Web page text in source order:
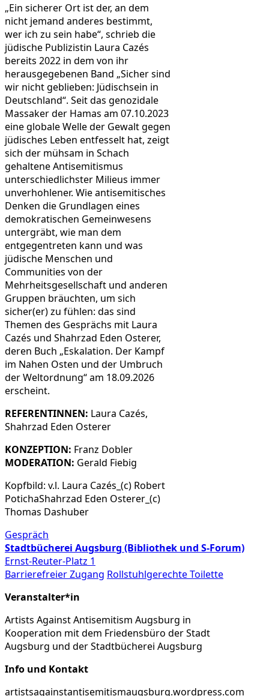
„Ein sicherer Ort ist der, an dem
nicht jemand anderes bestimmt,
wer ich zu sein habe“, schrieb die
jüdische Publizistin Laura Cazés
bereits 2022 in dem von ihr
herausgegebenen Band „Sicher sind
wir nicht geblieben: Jüdischsein in
Deutschland“. Seit das genozidale
Massaker der Hamas am 07.10.2023
eine globale Welle der Gewalt gegen
jüdisches Leben entfesselt hat, zeigt
sich der mühsam in Schach
gehaltene Antisemitismus
unterschiedlichster Milieus immer
unverhohlener. Wie antisemitisches
Denken die Grundlagen eines
demokratischen Gemeinwesens
untergräbt, wie man dem
entgegentreten kann und was
jüdische Menschen und
Communities von der
Mehrheitsgesellschaft und anderen
Gruppen bräuchten, um sich
sicher(er) zu fühlen: das sind
Themen des Gesprächs mit Laura
Cazés und Shahrzad Eden Osterer,
deren Buch „Eskalation. Der Kampf
im Nahen Osten und der Umbruch
der Weltordnung“ am 18.09.2026
erscheint.
REFERENTINNEN: Laura Cazés,
Shahrzad Eden Osterer
KONZEPTION: Franz Dobler
MODERATION: Gerald Fiebig
Kopfbild: v.l. Laura Cazés_(c) Robert
PotichaShahrzad Eden Osterer_(c)
Thomas Dashuber
Gespräch
Stadtbücherei Augsburg (Bibliothek und S-Forum)
Ernst-Reuter-Platz 1
Barrierefreier Zugang Rollstuhlgerechte Toilette
Veranstalter*in
Artists Against Antisemitism Augsburg in
Kooperation mit dem Friedensbüro der Stadt
Augsburg und der Stadtbücherei Augsburg
Info und Kontakt
artistsagainstantisemitismaugsburg.wordpress.com